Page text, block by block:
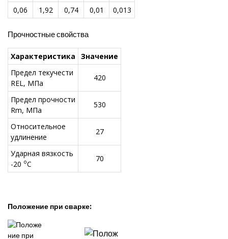
0,06
1,92 0,74 0,01 0,013
Прочностные свойства
Характеристика
Значение
Предел текучести
REL, МПа
420
Предел прочности
Rm, МПа
530
Относительное
удлинение
27
Ударная вязкость
-20 oC
70
Положение при сварке: